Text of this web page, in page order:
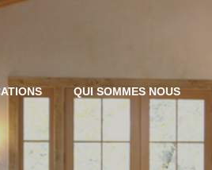
QUI SOMMES NOUS